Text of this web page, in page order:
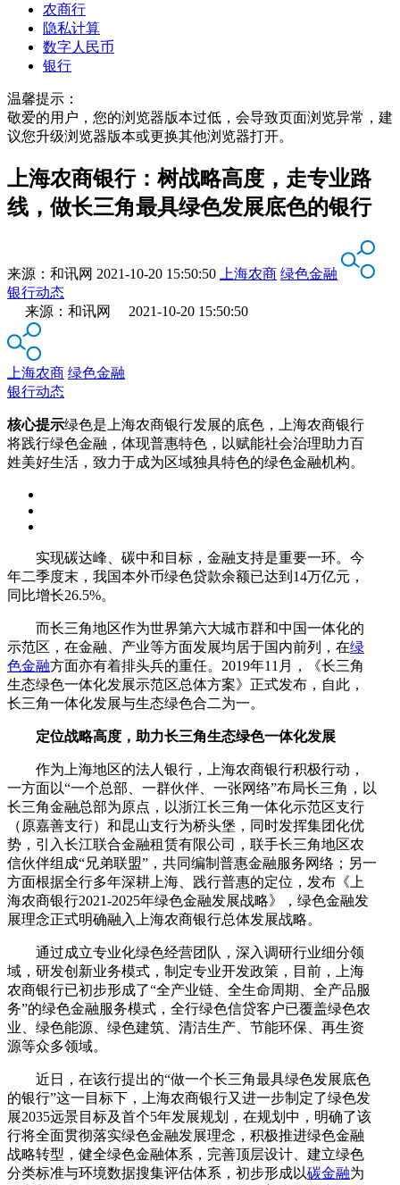
农商行
隐私计算
数字人民币
银行
温馨提示：
敬爱的用户，您的浏览器版本过低，会导致页面浏览异常，建
议您升级浏览器版本或更换其他浏览器打开。
上海农商银行：树战略高度，走专业路
线，做长三角最具绿色发展底色的银行
来源： 和讯网 2021-10-20 15:50:50 上海农商 绿色金融
银行动态
来源：和讯网 2021-10-20 15:50:50
上海农商 绿色金融
银行动态
核心提示绿色是上海农商银行发展的底色，上海农商银行
将践行绿色金融，体现普惠特色，以赋能社会治理助力百
姓美好生活，致力于成为区域独具特色的绿色金融机构。
实现碳达峰、碳中和目标，金融支持是重要一环。今
年二季度末，我国本外币绿色贷款余额已达到14万亿元，
同比增长26.5%。
而长三角地区作为世界第六大城市群和中国一体化的
示范区，在金融、产业等方面发展均居于国内前列，在绿
色金融方面亦有着排头兵的重任。2019年11月，《长三角
生态绿色一体化发展示范区总体方案》正式发布，自此，
长三角一体化发展与生态绿色合二为一。
定位战略高度，助力长三角生态绿色一体化发展
作为上海地区的法人银行，上海农商银行积极行动，
一方面以“一个总部、一群伙伴、一张网络”布局长三角，以
长三角金融总部为原点，以浙江长三角一体化示范区支行
（原嘉善支行）和昆山支行为桥头堡，同时发挥集团化优
势，引入长江联合金融租赁有限公司，联手长三角地区农
信伙伴组成“兄弟联盟”，共同编制普惠金融服务网络；另一
方面根据全行多年深耕上海、践行普惠的定位，发布《上
海农商银行2021-2025年绿色金融发展战略》，绿色金融发
展理念正式明确融入上海农商银行总体发展战略。
通过成立专业化绿色经营团队，深入调研行业细分领
域，研发创新业务模式，制定专业开发政策，目前，上海
农商银行已初步形成了“全产业链、全生命周期、全产品服
务”的绿色金融服务模式，全行绿色信贷客户已覆盖绿色农
业、绿色能源、绿色建筑、清洁生产、节能环保、再生资
源等众多领域。
近日，在该行提出的“做一个长三角最具绿色发展底色
的银行”这一目标下，上海农商银行又进一步制定了绿色发
展2035远景目标及首个5年发展规划，在规划中，明确了该
行将全面贯彻落实绿色金融发展理念，积极推进绿色金融
战略转型，健全绿色金融体系，完善顶层设计、建立绿色
分类标准与环境数据搜集评估体系，初步形成以碳金融为